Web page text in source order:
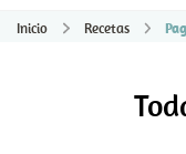
Inicio Recetas